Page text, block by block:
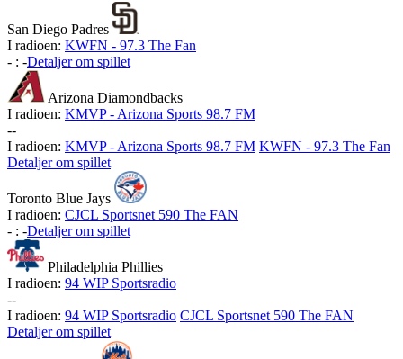
San Diego Padres
I radioen: KWFN - 97.3 The Fan
- : -Detaljer om spillet
Arizona Diamondbacks
I radioen: KMVP - Arizona Sports 98.7 FM
--
I radioen: KMVP - Arizona Sports 98.7 FM KWFN - 97.3 The Fan
Detaljer om spillet
Toronto Blue Jays
I radioen: CJCL Sportsnet 590 The FAN
- : -Detaljer om spillet
Philadelphia Phillies
I radioen: 94 WIP Sportsradio
--
I radioen: 94 WIP Sportsradio CJCL Sportsnet 590 The FAN
Detaljer om spillet